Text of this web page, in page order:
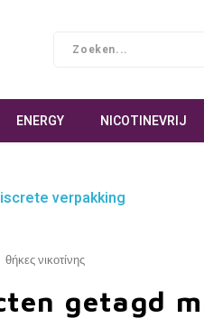
ENERGY NICOTINEVRIJ
verpakking
θήκες νικοτίνης
getagd